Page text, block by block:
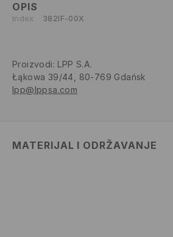
OPIS
Index 382IF-00X
Proizvodi: LPP S.A.
Łąkowa 39/44, 80-769 Gdańsk
lpp@lppsa.com
MATERIJAL I ODRŽAVANJE